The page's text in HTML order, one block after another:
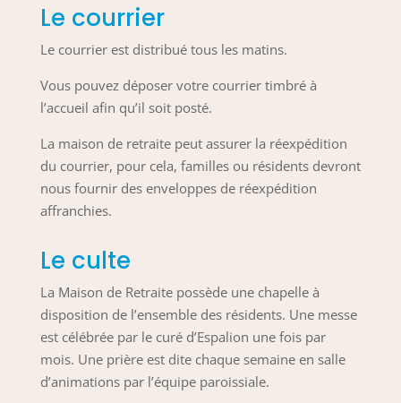
Le courrier
Le courrier est distribué tous les matins.
Vous pouvez déposer votre courrier timbré à
l’accueil afin qu’il soit posté.
La maison de retraitepeut assurer la réexpédition
du courrier, pour cela, familles ou résidents devront
nous fournir des enveloppes de réexpédition
affranchies.
Le culte
La Maison de Retraitepossède une chapelle à
disposition de l’ensemble des résidents. Une messe
est célébrée par le curé d’Espalion une fois par
mois. Une prière est dite chaque semaine en salle
d’animations par l’équipe paroissiale.